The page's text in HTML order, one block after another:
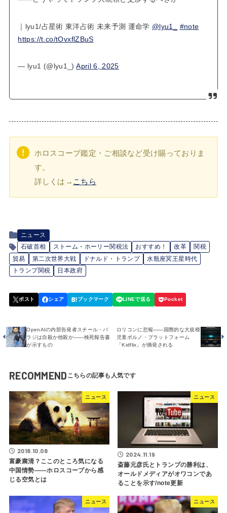
｜lyu1/占星術 東洋占術 未来予測 運命学 @lyu1_
#note
https://t.co/tOvxflZBuS
— lyu1 (@lyu1_)April 6, 2025
ホロスコープ鑑定・ご相談など受け賜っておりま
す。
詳しくは→ こちら
ニュース
石破首相
ストーム・ホーリー関税法 おすすめ！ 改革
関税
貿易
第二次世界大戦 ドナルド・トランプ
水瓶座冥王星時代
トランプ関税
日本政府
OpenAIの内部告発者スチール・バ
ラジは自殺か他殺か――検死報告書
が示すもの
ロリコンに悲報――国際的な大規模
児童ポルノ・プラットフォーム
「Kidflix」が摘発される
RECOMMEND
ニュース
2018.10.08
富豪粛清？ここのところ気になる
中国情勢――ホロスコープから感
じる空気とは
ニュース
2024.11.19
斎藤元彦氏とトランプの勝利は、
オールドメディアがオワコンであ
ることを示す/note更新
ニュース ニュース